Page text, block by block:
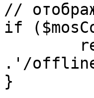
//
if
.'/
}